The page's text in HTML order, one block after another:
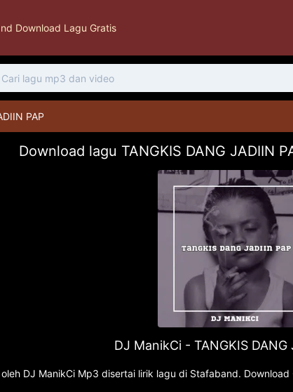
Download Lagu Gratis
PAP
Download lagu TANGKIS DANG JADIIN
DJ ManikCi - TANGKIS DANG
DJ ManikCi Mp3 disertai lirik lagu di Stafaband.